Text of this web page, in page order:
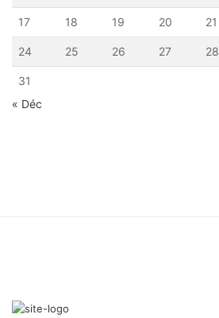
17 18 19 20 21
24 25 26 27 28
31
« Déc